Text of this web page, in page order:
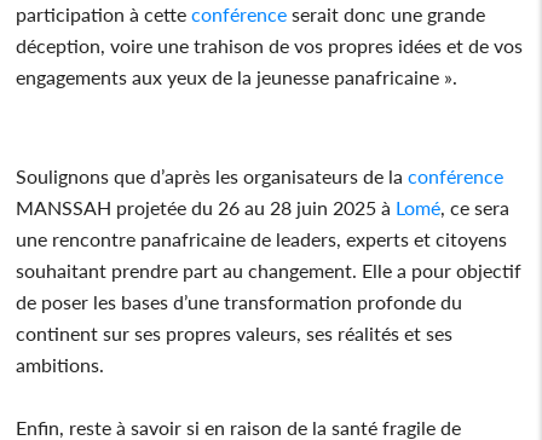
participation à cette conférence serait donc une grande
déception, voire une trahison de vos propres idées et de vos
engagements aux yeux de la jeunesse panafricaine ».
Soulignons que d’après les organisateurs de la conférence
MANSSAH projetée du 26 au 28 juin 2025 à Lomé , ce sera
une rencontre panafricaine de leaders, experts et citoyens
souhaitant prendre part au changement. Elle a pour objectif
de poser les bases d’une transformation profonde du
continent sur ses propres valeurs, ses réalités et ses
ambitions.
Enfin, reste à savoir si en raison de la santé fragile de